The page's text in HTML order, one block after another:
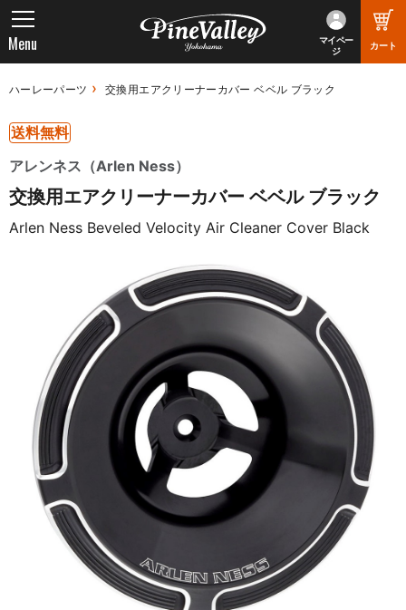
マイペー
ジ
カート
Menu
ハーレーパーツ 交換用エアクリーナーカバー ベベル ブラック
送料無料
アレンネス（Arlen Ness）
交換用エアクリーナーカバー ベベル ブラック
Arlen Ness Beveled Velocity Air Cleaner Cover Black